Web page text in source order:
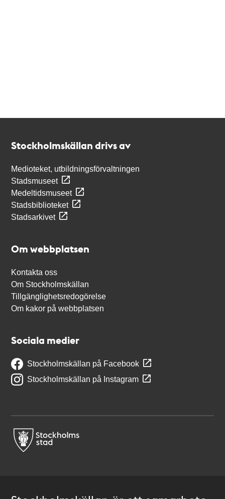
Stockholmskällan drivs av
Medioteket, utbildningsförvaltningen
Stadsmuseet
Medeltidsmuseet
Stadsbiblioteket
Stadsarkivet
Om webbplatsen
Kontakta oss
Om Stockholmskällan
Tillgänglighetsredogörelse
Om kakor på webbplatsen
Sociala medier
Stockholmskällan på Facebook
Stockholmskällan på Instagram